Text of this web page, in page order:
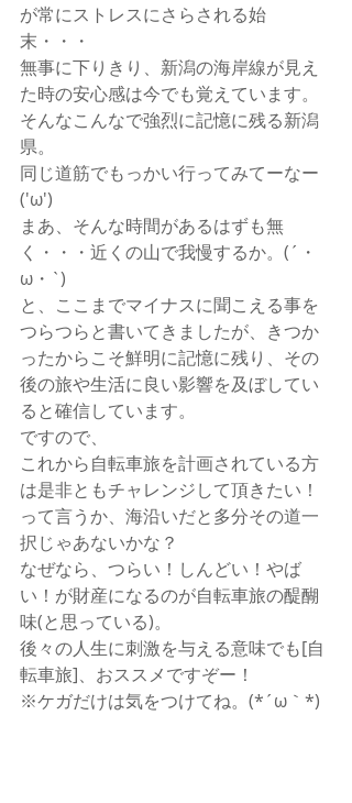
が常にストレスにさらされる始
末・・・
無事に下りきり、新潟の海岸線が見え
た時の安心感は今でも覚えています。
そんなこんなで強烈に記憶に残る新潟
県。
同じ道筋でもっかい行ってみてーなー
('ω')
まあ、そんな時間があるはずも無
く・・・近くの山で我慢するか。(´・
ω・`)
と、ここまでマイナスに聞こえる事を
つらつらと書いてきましたが、きつか
ったからこそ鮮明に記憶に残り、その
後の旅や生活に良い影響を及ぼしてい
ると確信しています。
ですので、
これから自転車旅を計画されている方
は是非ともチャレンジして頂きたい！
って言うか、海沿いだと多分その道一
択じゃあないかな？
なぜなら、つらい！しんどい！やば
い！が財産になるのが自転車旅の醍醐
味(と思っている)。
後々の人生に刺激を与える意味でも[自
転車旅]、おススメですぞー！
※ケガだけは気をつけてね。(*´ω｀*)